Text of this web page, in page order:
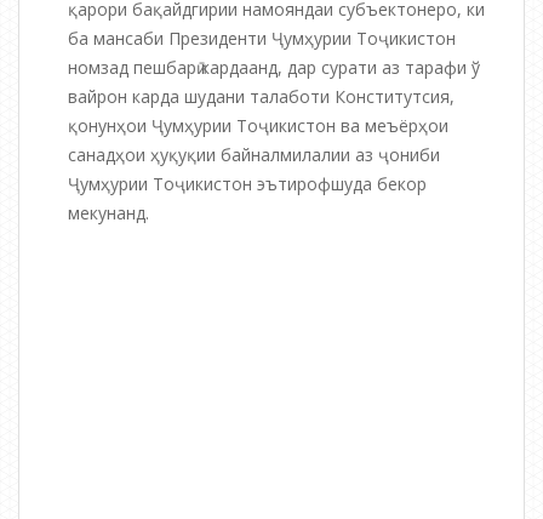
қарори бақайдгирии намояндаи субъектонеро, ки
ба мансаби Президенти Ҷумҳурии Тоҷикистон
номзад пешбарӣ кардаанд, дар сурати аз тарафи ў
вайрон карда шудани талаботи Конститутсия,
қонунҳои Ҷумҳурии Тоҷикистон ва меъёрҳои
санадҳои ҳуқуқии байналмилалии аз ҷониби
Ҷумҳурии Тоҷикистон эътирофшуда бекор
мекунанд.